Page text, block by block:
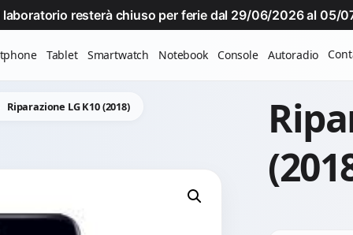
laboratorio resterà chiuso per ferie dal 29/06/2026 al 05/
Tablet Smartwatch Notebook Console Autoradio
Riparazione LG K10 (2018)